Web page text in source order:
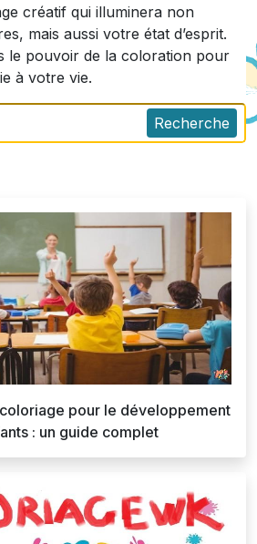
créatif qui illuminera non
mais aussi votre état d’esprit.
le pouvoir de la coloration pour
à votre vie.
Recherche
pour le développement
: un guide complet